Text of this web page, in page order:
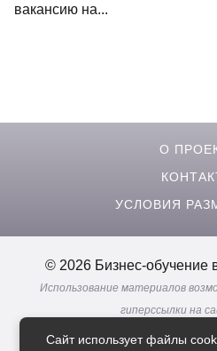
вакансию на...
О
УСЛОВИЯ
© 2026 Бизнес-обучение
Использование материалов
гиперссылки на
Сайт использует файлы